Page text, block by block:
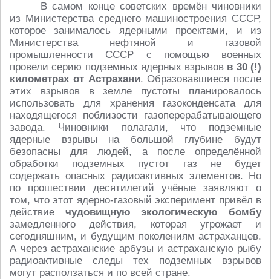
В самом конце советских времён чиновники
из Министерства среднего машиностроения СССР,
которое занималось ядерными проектами, и из
Министерства нефтяной и газовой
промышленности СССР с помощью военных
провели серию подземных ядерных взрывов в 30 (!)
километрах от Астрахани. Образовавшиеся после
этих взрывов в земле пустоты планировалось
использовать для хранения газоконденсата для
находящегося поблизости газоперерабатывающего
завода. Чиновники полагали, что подземные
ядерные взрывы на большой глубине будут
безопасны для людей, а после определённой
обработки подземных пустот газ не будет
содержать опасных радиоактивных элементов. Но
по прошествии десятилетий учёные заявляют о
том, что этот ядерно-газовый эксперимент привёл в
действие чудовищную экологическую бомбу
замедленного действия, которая угрожает и
сегодняшним, и будущим поколениям астраханцев.
А через астраханские арбузы и астраханскую рыбу
радиоактивные следы тех подземных взрывов
могут расползаться и по всей стране.